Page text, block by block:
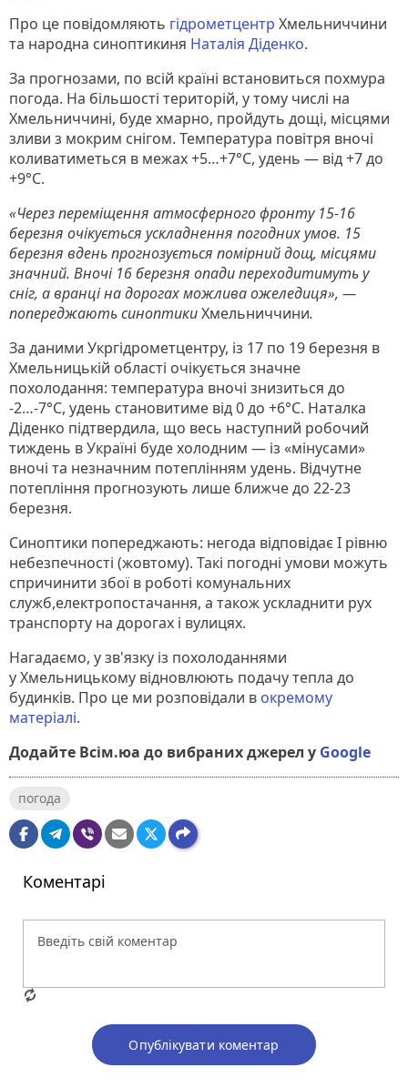
Про це повідомляють гідрометцентр Хмельниччини
та народна синоптикиня Наталія Діденко.
За прогнозами, по всій країні встановиться похмура
погода. На більшості територій, у тому числі на
Хмельниччині, буде хмарно, пройдуть дощі, місцями
зливи з мокрим снігом. Температура повітря вночі
коливатиметься в межах +5…+7°C, удень — від +7 до
+9°C.
«Через переміщення атмосферного фронту 15-16
березня очікується ускладнення погодних умов. 15
березня вдень прогнозується помірний дощ, місцями
значний. Вночі 16 березня опади переходитимуть у
сніг, а вранці на дорогах можлива ожеледиця», —
попереджають синоптикиХмельниччини.
За даними Укргідрометцентру, із 17 по 19 березня в
Хмельницькій області очікується значне
похолодання: температура вночі знизиться до
-2…-7°C, удень становитиме від 0 до +6°C. Наталка
Діденко підтвердила, що весь наступний робочий
тиждень в Україні буде холодним — із «мінусами»
вночі та незначним потеплінням удень. Відчутне
потепління прогнозують лише ближче до 22-23
березня.
Синоптики попереджають: негода відповідає І рівню
небезпечності (жовтому). Такі погодні умови можуть
спричинити збої в роботі комунальних
служб,електропостачання, а також ускладнити рух
транспорту на дорогах і вулицях.
Нагадаємо, у зв'язку із похолоданнями
у Хмельницькому відновлюють подачу тепла до
будинків. Про це ми розповідали в окремому
матеріалі.
Додайте Всім.юа до вибраних джерел у Google
погода
Коментарі
Опублікувати коментар